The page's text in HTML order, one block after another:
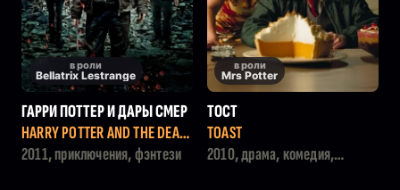
в роли
Bellatrix Lestrange
ГАРРИ ПОТТЕР И ДАРЫ СМЕР
ТИ: ЧАСТЬ II
HARRY POTTER AND THE DEAT
HLY HALLOWS: PART 2
2011, приключения, фэнтези
в роли
Mrs Potter
ТОСТ
TOAST
2010, драма, комедия,